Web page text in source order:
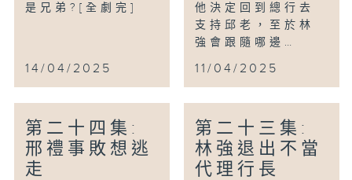
是兄弟?[全劇完]
14/04/2025
他決定回到總行去
支持邱老，至於林
強會跟隨哪邊…
11/04/2025
第二十四集:
邢禮事敗想逃
走
第二十三集:
林強退出不當
代理行長